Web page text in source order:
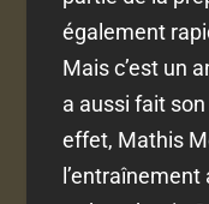
également
Mais c’est un
a aussi fait
effet, Mathis